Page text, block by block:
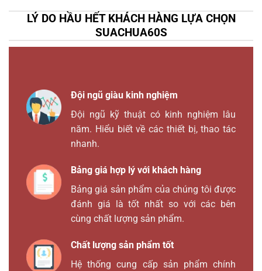
LÝ DO HẦU HẾT KHÁCH HÀNG LỰA CHỌN
SUACHUA60S
Đội ngũ giàu kinh nghiệm
Đội ngũ kỹ thuật có kinh nghiệm lâu
năm. Hiểu biết về các thiết bị, thao tác
nhanh.
Bảng giá hợp lý với khách hàng
Bảng giá sản phẩm của chúng tôi được
đánh giá là tốt nhất so với các bên
cùng chất lượng sản phẩm.
Chất lượng sản phẩm tốt
Hệ thống cung cấp sản phẩm chính